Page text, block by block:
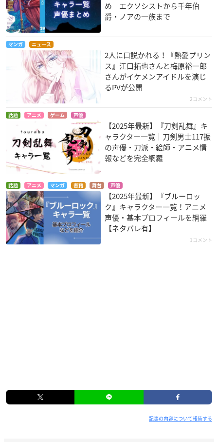
め エクソシストから千年伯
爵・ノアの一族まで
マンガ ニュース
2人に口説かれる！『熱愛プリン
ス』江口拓也さんと梅原裕一郎
さんがイケメンアイドルを演じ
るPVが公開
2コメント
話題 アニメ ゲーム 声優
【2025年最新】『刀剣乱舞』キ
ャラクター一覧｜刀剣男士117振
の声優・刀派・絵師・アニメ情
報などを完全網羅
話題 アニメ マンガ 書籍 舞台 声優
【2025年最新】『ブルーロッ
ク』キャラクター一覧！アニメ
声優・基本プロフィールを網羅
【ネタバレ有】
1コメント
記事の内容について報告する